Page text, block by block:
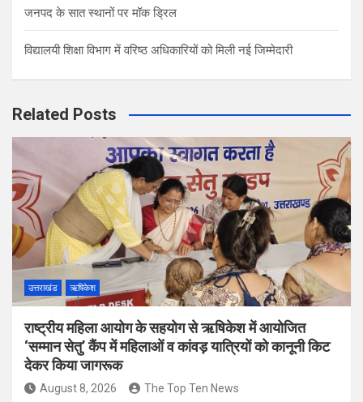
जनपद के सात स्थानों पर मॉक ड्रिल
विद्यालयी शिक्षा विभाग में वरिष्ठ अधिकारियों को मिली नई जिम्मेदारी
Related Posts
उत्तराखंड ऋषिकेश
राष्ट्रीय महिला आयोग के सहयोग से ऋषिकेश में आयोजित
‘सम्मान सेतु’ कैंप में महिलाओं व कांवड़ यात्रियों को कानूनी किट
देकर किया जागरूक
August 8, 2026 The Top Ten News